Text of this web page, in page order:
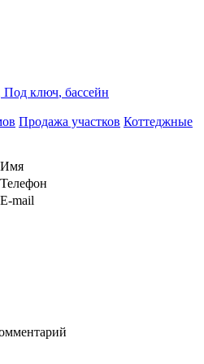
Под ключ, бассейн
Продажа участков Коттеджные
Имя
Телефон
E-mail